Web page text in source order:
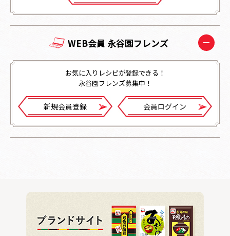
WEB会員 永谷園フレンズ
お気に入りレシピが登録できる！
永谷園フレンズ募集中！
新規会員登録 会員ログイン